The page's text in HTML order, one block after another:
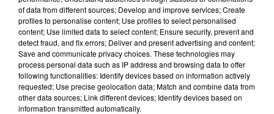
Musique
5 août 2026
Benny Blanco invite Selena Gomez et
Becky G sur son nouveau single
of data from different sources; Develop and improve services; Create
profiles to personalise content; Use profiles to select personalised
content; Use limited data to select content; Ensure security, prevent and
detect fraud, and fix errors; Deliver and present advertising and content;
Save and communicate privacy choices. These technologies may
process personal data such as IP address and browsing data to offer
following functionalities: Identify devices based on information actively
requested; Use precise geolocation data; Match and combine data from
other data sources; Link different devices; Identify devices based on
information transmitted automatically.